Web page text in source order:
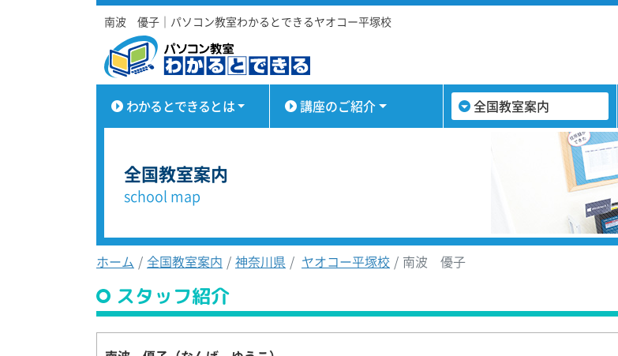
南波 優子｜パソコン教室わかるとできるヤオコー平塚校
わかるとできるとは 講座のご紹介 全国教室案内
全国教室案内
school map
ホーム 全国教室案内 神奈川県 ヤオコー平塚校 南波 優子
スタッフ紹介